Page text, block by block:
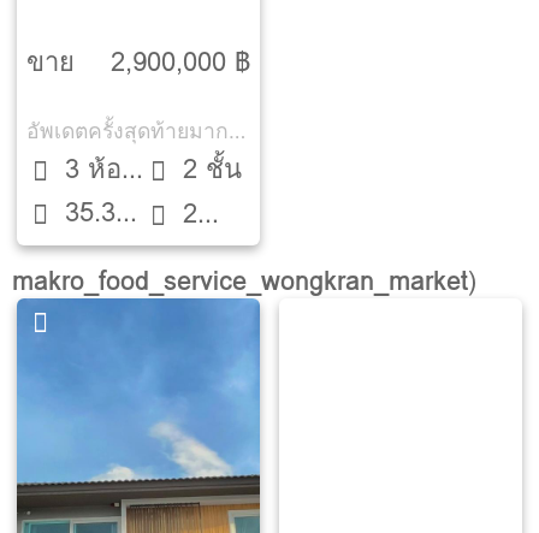
ขาย
2,900,000 ฿
อัพเดตครั้งสุดท้ายมากกว่า 30 วัน
3 ห้อง
นอน35.3
ตรว.
2 ชั้น
2
ห้องน้ำ
makro_food_service_wongkran_market)